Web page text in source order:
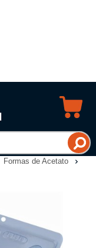
Formas de Acetato